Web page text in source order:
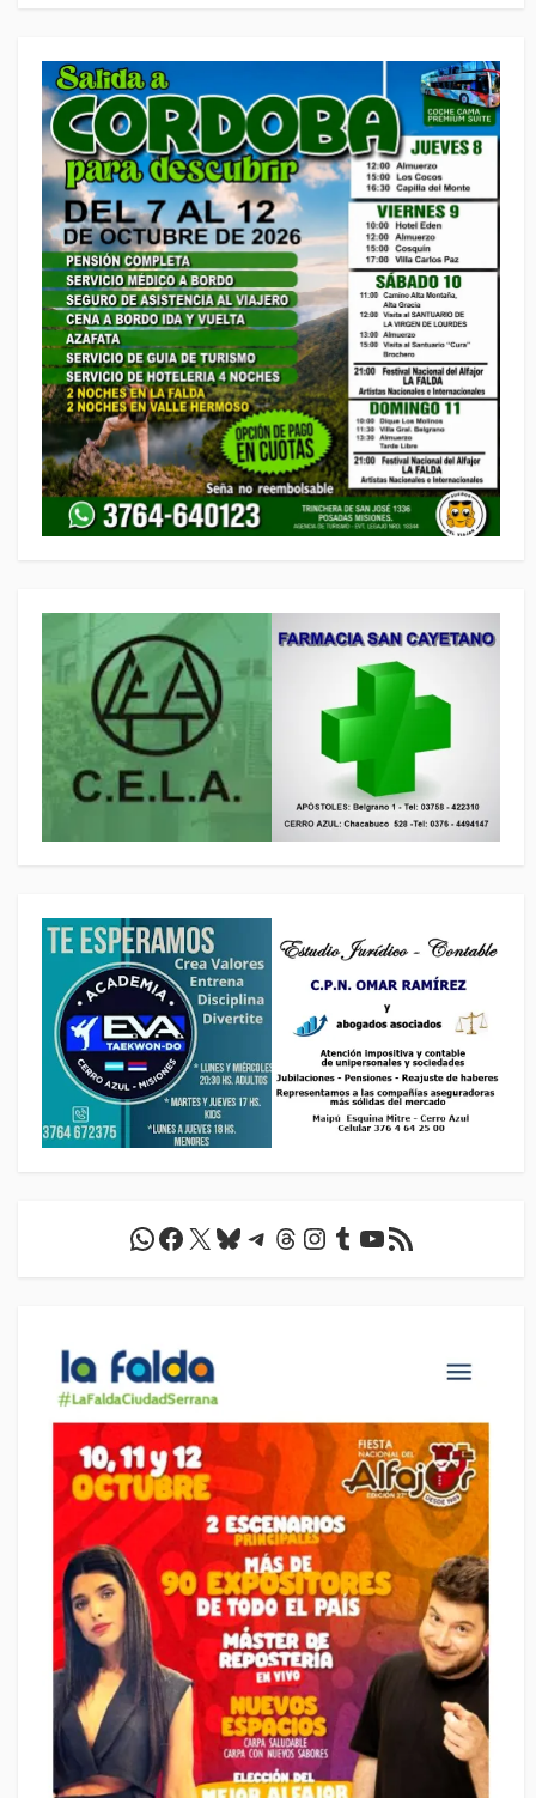
WhatsApp
Facebook
X Bluesky
Telegram
Threads
Instagram
Tumblr
YouTube
Feed RSS